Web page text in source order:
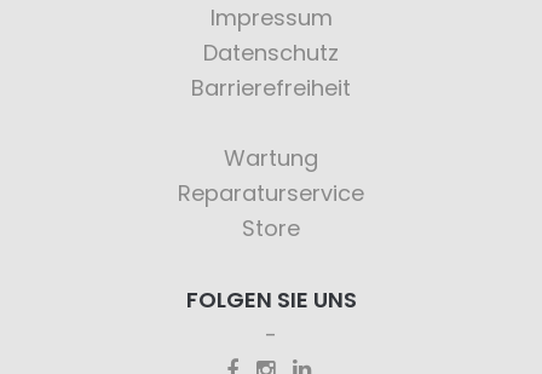
Impressum
Datenschutz
Barrierefreiheit
Wartung
Reparaturservice
Store
FOLGEN SIE UNS